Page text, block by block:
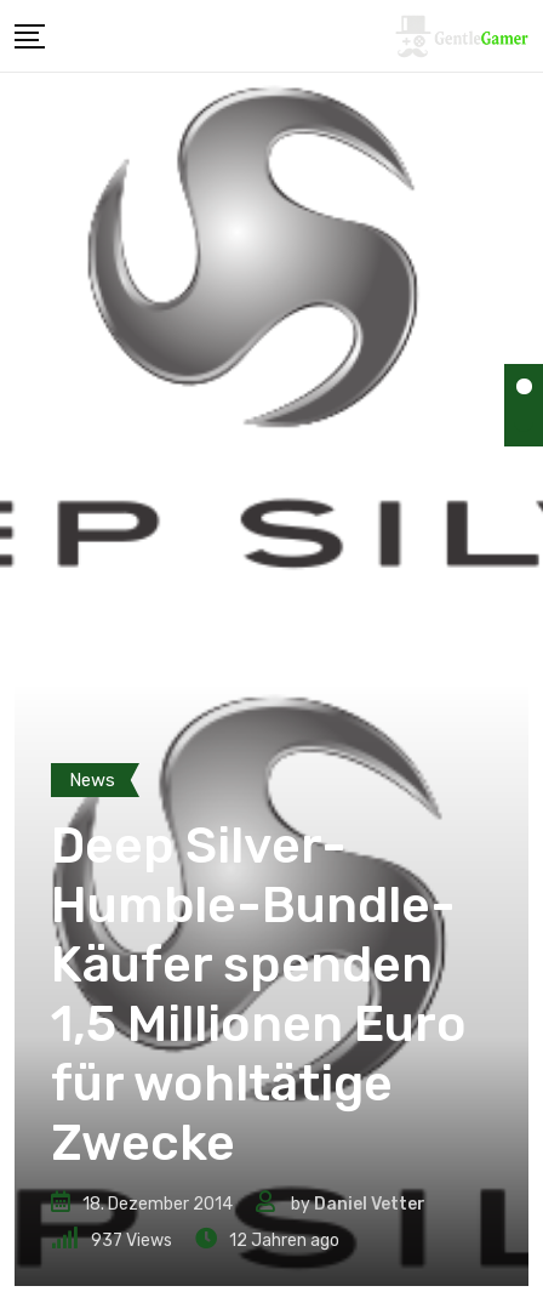
News
Deep Silver-
Humble-Bundle-
Käufer spenden
1,5 Millionen Euro
für wohltätige
Zwecke
18. Dezember 2014 byDaniel Vetter
937 Views 12 Jahren ago